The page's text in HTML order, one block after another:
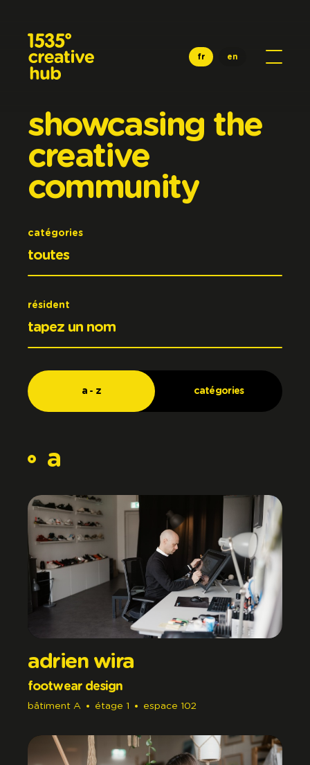
fr en
showcasing the
creative
community
catégories
résident
a - z catégories
a
adrien wira
footwear design
bâtiment A étage 1 espace 102